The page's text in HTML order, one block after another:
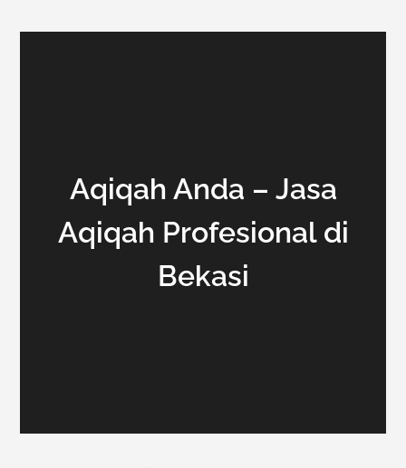
Aqiqah Anda – Jasa
Aqiqah Profesional di
Bekasi